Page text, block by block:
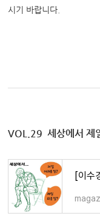
시기 바랍니다.
VOL.29 세상에서 제